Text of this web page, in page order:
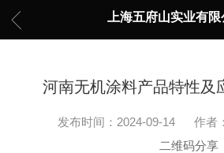
上海五府山实业有限
河南无机涂料产品特性及
发布时间：2024-09-14 作者：
二维码分享